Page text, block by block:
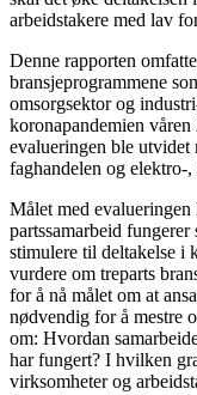
arbeidstakere med lav
Denne rapporten
bransjeprogrammene
omsorgsektor og
koronapandemien
evalueringen ble utvidet
faghandelen og
Målet med
partssamarbeid
stimulere til deltakelse i
vurdere om treparts
for å nå målet om at
nødvendig for å mestre
om: Hvordan
har fungert? I hvilken
virksomheter og